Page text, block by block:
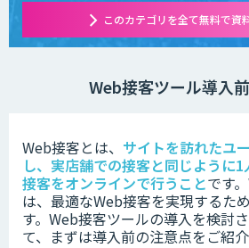
このカテゴリを全て無料で資
Web接客ツール導入
Web接客とは、 サイトを訪れたユ
し、実店舗での接客と同じように
接客をオンラインで行うことです
は、最適なWeb接客を実現するた
す。 Web接客ツールの導入を検討
て、まずは導入前の注意点をご紹介